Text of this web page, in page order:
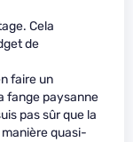
Cela
de
faire un
fange paysanne
pas sûr que la
quasi-